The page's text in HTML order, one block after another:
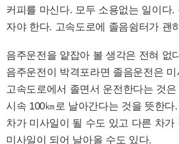
커피를 마신다. 모두 소용없는 일이다.
자야 한다. 고속도로에 졸음쉼터가 괜
음주운전을 얕잡아 볼 생각은 전혀 없
음주운전이 박격포라면 졸음운전은 미
고속도로에서 졸면서 운전한다는 것은
시속 100㎞로 날아간다는 것을 뜻한다
차가 미사일이 될 수도 있고 다른 차가
미사일이 되어 날아올 수도 있다.